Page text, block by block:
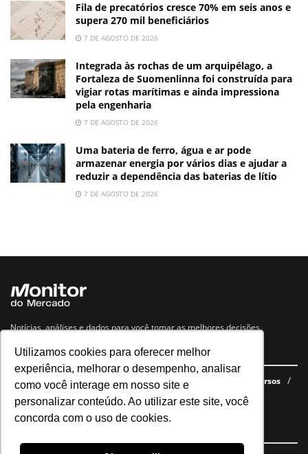
Utilizamos cookies para oferecer melhor
experiência, melhorar o desempenho, analisar
como você interage em nosso site e
personalizar conteúdo. Ao utilizar este site, você
concorda com o uso de cookies.
Fila de precatórios cresce 70% em seis anos e
supera 270 mil beneficiários
7 DE AGOSTO DE 2026
Integrada às rochas de um arquipélago, a
Fortaleza de Suomenlinna foi construída para
vigiar rotas marítimas e ainda impressiona
pela engenharia
7 DE AGOSTO DE 2026
Uma bateria de ferro, água e ar pode
armazenar energia por vários dias e ajudar a
reduzir a dependência das baterias de lítio
7 DE AGOSTO DE 2026
Notícias, análises e dados para você tomar as melhores decisões.
Navegue no site
Últimas notícias Quem somos E-books gratuitos
Cursos
Política de privacidade